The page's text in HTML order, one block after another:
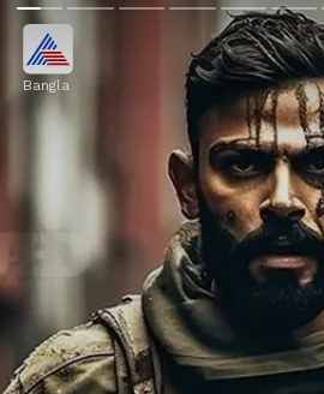
Bangla